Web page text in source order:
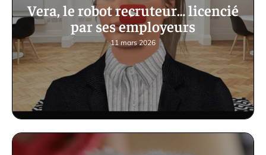
Vera, le robot recruteur… licencié
par ses employeurs
11 mars 2026